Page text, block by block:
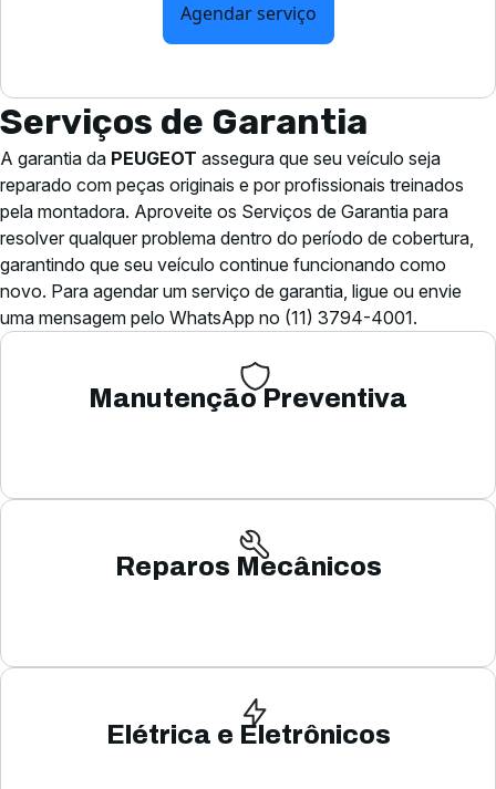
Agendar serviço
Serviços de Garantia
A garantia da PEUGEOT assegura que seu veículo seja
reparado com peças originais e por profissionais treinados
pela montadora. Aproveite os Serviços de Garantia para
resolver qualquer problema dentro do período de cobertura,
garantindo que seu veículo continue funcionando como
novo. Para agendar um serviço de garantia, ligue ou envie
uma mensagem pelo WhatsApp no (11) 3794-4001.
Manutenção Preventiva
Reparos Mecânicos
Elétrica e Eletrônicos